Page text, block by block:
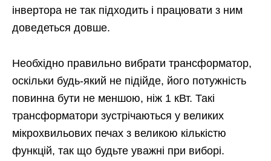
інвертора не так підходить і працювати з ним
доведеться довше.
Необхідно правильно вибрати трансформатор,
оскільки будь-який не підійде, його потужність
повинна бути не меншою, ніж 1 кВт. Такі
трансформатори зустрічаються у великих
мікрохвильових печах з великою кількістю
функцій, так що будьте уважні при виборі.